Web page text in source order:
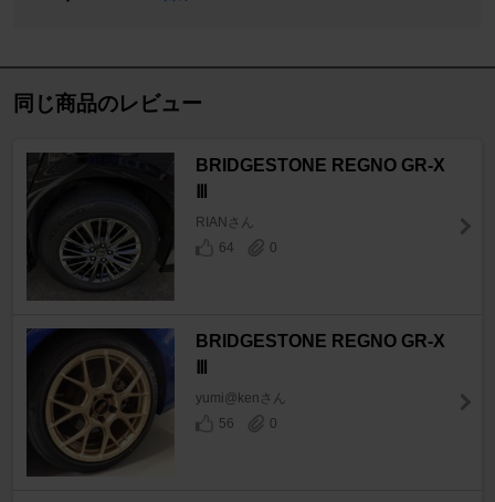
同じ商品のレビュー
BRIDGESTONE REGNO GR-X
RIANさん
64
0
BRIDGESTONE REGNO GR-X
yumi@kenさん
56
0